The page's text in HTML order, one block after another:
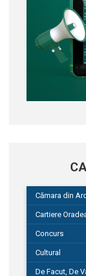
Cămara din
Cartiere
Concurs
Cultural
De Facut, De